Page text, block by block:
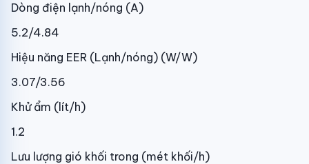
Dòng điện lạnh/nóng (A)
5.2/4.84
Hiệu năng EER (Lạnh/nóng) (W/W)
3.07/3.56
Khử ẩm (lít/h)
1.2
Lưu lượng gió khối trong (mét khối/h)